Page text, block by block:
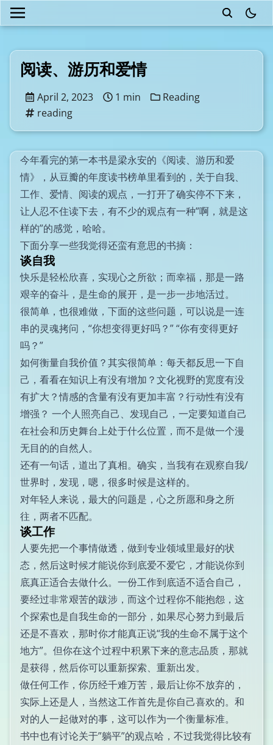
阅读、游历和爱情
April 2, 2023 1 min
Reading
reading
今年看完的第一本书是梁永安的《阅读、游历和爱
情》，从豆瓣的年度读书榜单里看到的，关于自我、
工作、爱情、阅读的观点，一打开了确实停不下来，
让人忍不住读下去，有不少的观点有一种”啊，就是这
样的”的感觉，哈哈。
下面分享一些我觉得还蛮有意思的书摘：
谈自我
快乐是轻松欣喜，实现心之所欲；而幸福，那是一路
艰辛的奋斗，是生命的展开，是一步一步地活过。
很简单，也很难做，下面的这些问题，可以说是一连
串的灵魂拷问，“你想变得更好吗？” “你有变得更好
吗？”
如何衡量自我价值？其实很简单：每天都反思一下自
己，看看在知识上有没有增加？文化视野的宽度有没
有扩大？情感的含量有没有更加丰富？行动性有没有
增强？ 一个人照亮自己、发现自己，一定要知道自己
在社会和历史舞台上处于什么位置，而不是做一个漫
无目的的自然人。
还有一句话，道出了真相。确实，当我有在观察自我/
世界时，发现，嗯，很多时候是这样的。
对年轻人来说，最大的问题是，心之所愿和身之所
往，两者不匹配。
谈工作
人要先把一个事情做透，做到专业领域里最好的状
态，然后这时候才能说你到底爱不爱它，才能说你到
底真正适合去做什么。一份工作到底适不适合自己，
要经过非常艰苦的跋涉，而这个过程你不能抱怨，这
个探索也是自我生命的一部分，如果尽心努力到最后
还是不喜欢，那时你才能真正说“我的生命不属于这个
地方”。但你在这个过程中积累下来的意志品质，那就
是获得，然后你可以重新探索、重新出发。
做任何工作，你历经千难万苦，最后让你不放弃的，
实际上还是人，当然这工作首先是你自己喜欢的。和
对的人一起做对的事，这可以作为一个衡量标准。
书中也有讨论关于”躺平”的观点哈，不过我觉得比较有